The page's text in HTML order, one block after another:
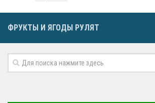
ФРУКТЫ И ЯГОДЫ РУЛЯТ